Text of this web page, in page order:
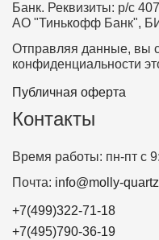
Банк. Реквизиты: р/с
АО "Тинькофф Банк",
Отправляя данные, вы
конфиденциальности
Публичная оферта
Контакты
Время работы: пн-пт с
Почта: info@molly-
+7(499)322-71-18
+7(495)790-36-19